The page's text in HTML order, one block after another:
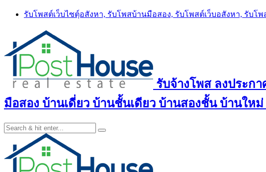
Skip
รับโพสต์เว็บไซตฺ์อสังหา, รับโพสบ้านมือสอง, รับโพสต์เว็บอสังหา, รับโ
รับจ้างโพส ลงประก
มือสอง บ้านเดี่ยว บ้านชั้นเดียว บ้านสองชั้น บ้านให